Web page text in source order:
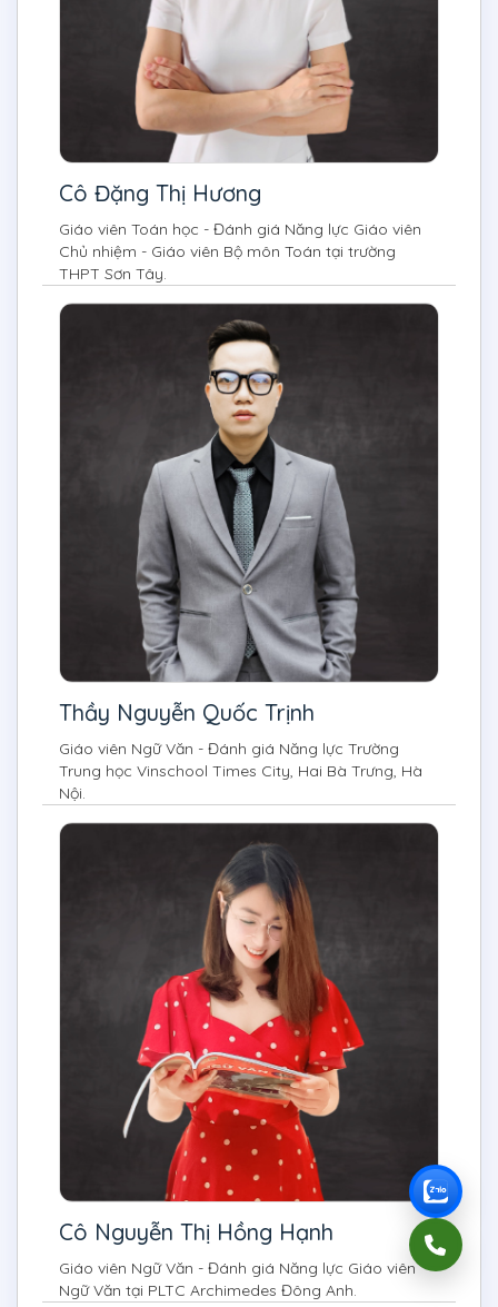
Cô Đặng Thị Hương
Giáo viên Toán học - Đánh giá Năng lực Giáo viên
Chủ nhiệm - Giáo viên Bộ môn Toán tại trường
THPT Sơn Tây.
Thầy Nguyễn Quốc Trịnh
Giáo viên Ngữ Văn - Đánh giá Năng lực Trường
Trung học Vinschool Times City, Hai Bà Trưng, Hà
Nội.
Cô Nguyễn Thị Hồng Hạnh
Giáo viên Ngữ Văn - Đánh giá Năng lực Giáo viên
Ngữ Văn tại PLTC Archimedes Đông Anh.